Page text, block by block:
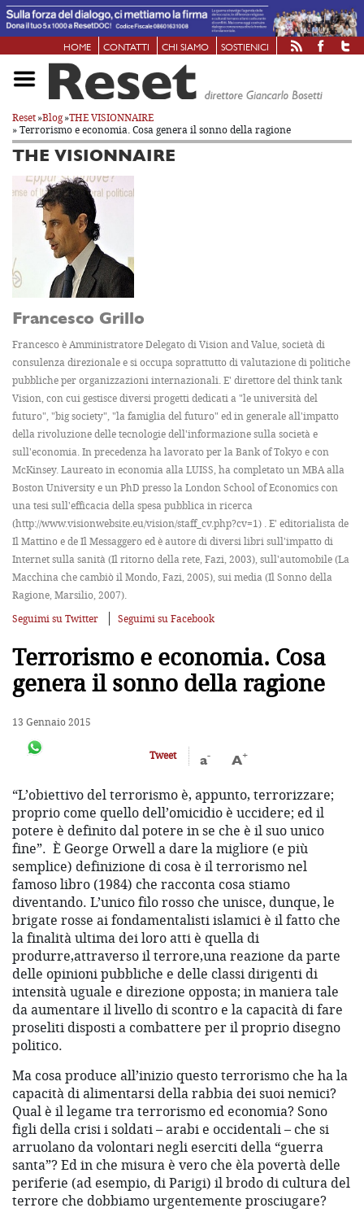
HOME CONTATTI CHI SIAMO SOSTIENICI
Reset»Blog»THE VISIONNAIRE
» Terrorismo e economia. Cosa genera il sonno della ragione
THE VISIONNAIRE
Francesco Grillo
Francesco è Amministratore Delegato di Vision and Value, società di
consulenza direzionale e si occupa soprattutto di valutazione di politiche
pubbliche per organizzazioni internazionali. E' direttore del think tank
Vision, con cui gestisce diversi progetti dedicati a "le università del
futuro", "big society", "la famiglia del futuro" ed in generale all'impatto
della rivoluzione delle tecnologie dell'informazione sulla società e
sull'economia. In precedenza ha lavorato per la Bank of Tokyo e con
McKinsey. Laureato in economia alla LUISS, ha completato un MBA alla
Boston University e un PhD presso la London School of Economics con
una tesi sull'efficacia della spesa pubblica in ricerca
(http://www.visionwebsite.eu/vision/staff_cv.php?cv=1) . E' editorialista de
Il Mattino e de Il Messaggero ed è autore di diversi libri sull'impatto di
Internet sulla sanità (Il ritorno della rete, Fazi, 2003), sull'automobile (La
Macchina che cambiò il Mondo, Fazi, 2005), sui media (Il Sonno della
Ragione, Marsilio, 2007).
Seguimi su Twitter
Seguimi su Facebook
Terrorismo e economia. Cosa
genera il sonno della ragione
13 Gennaio 2015
Tweet a- A+
“L’obiettivo del terrorismo è, appunto, terrorizzare;
proprio come quello dell’omicidio è uccidere; ed il
potere è definito dal potere in se che è il suo unico
fine”. È George Orwell a dare la migliore (e più
semplice) definizione di cosa è il terrorismo nel
famoso libro (1984) che racconta cosa stiamo
diventando. L’unico filo rosso che unisce, dunque, le
brigate rosse ai fondamentalisti islamici è il fatto che
la finalità ultima dei loro atti è quella di
produrre,attraverso il terrore,una reazione da parte
delle opinioni pubbliche e delle classi dirigenti di
intensità uguale e direzione opposta; in maniera tale
da aumentare il livello di scontro e la capacità di fare
proseliti disposti a combattere per il proprio disegno
politico.
Ma cosa produce all’inizio questo terrorismo che ha la
capacità di alimentarsi della rabbia dei suoi nemici?
Qual è il legame tra terrorismo ed economia? Sono
figli della crisi i soldati – arabi e occidentali – che si
arruolano da volontari negli eserciti della “guerra
santa”? Ed in che misura è vero che èla povertà delle
periferie (ad esempio, di Parigi) il brodo di cultura del
terrore che dobbiamo urgentemente prosciugare?